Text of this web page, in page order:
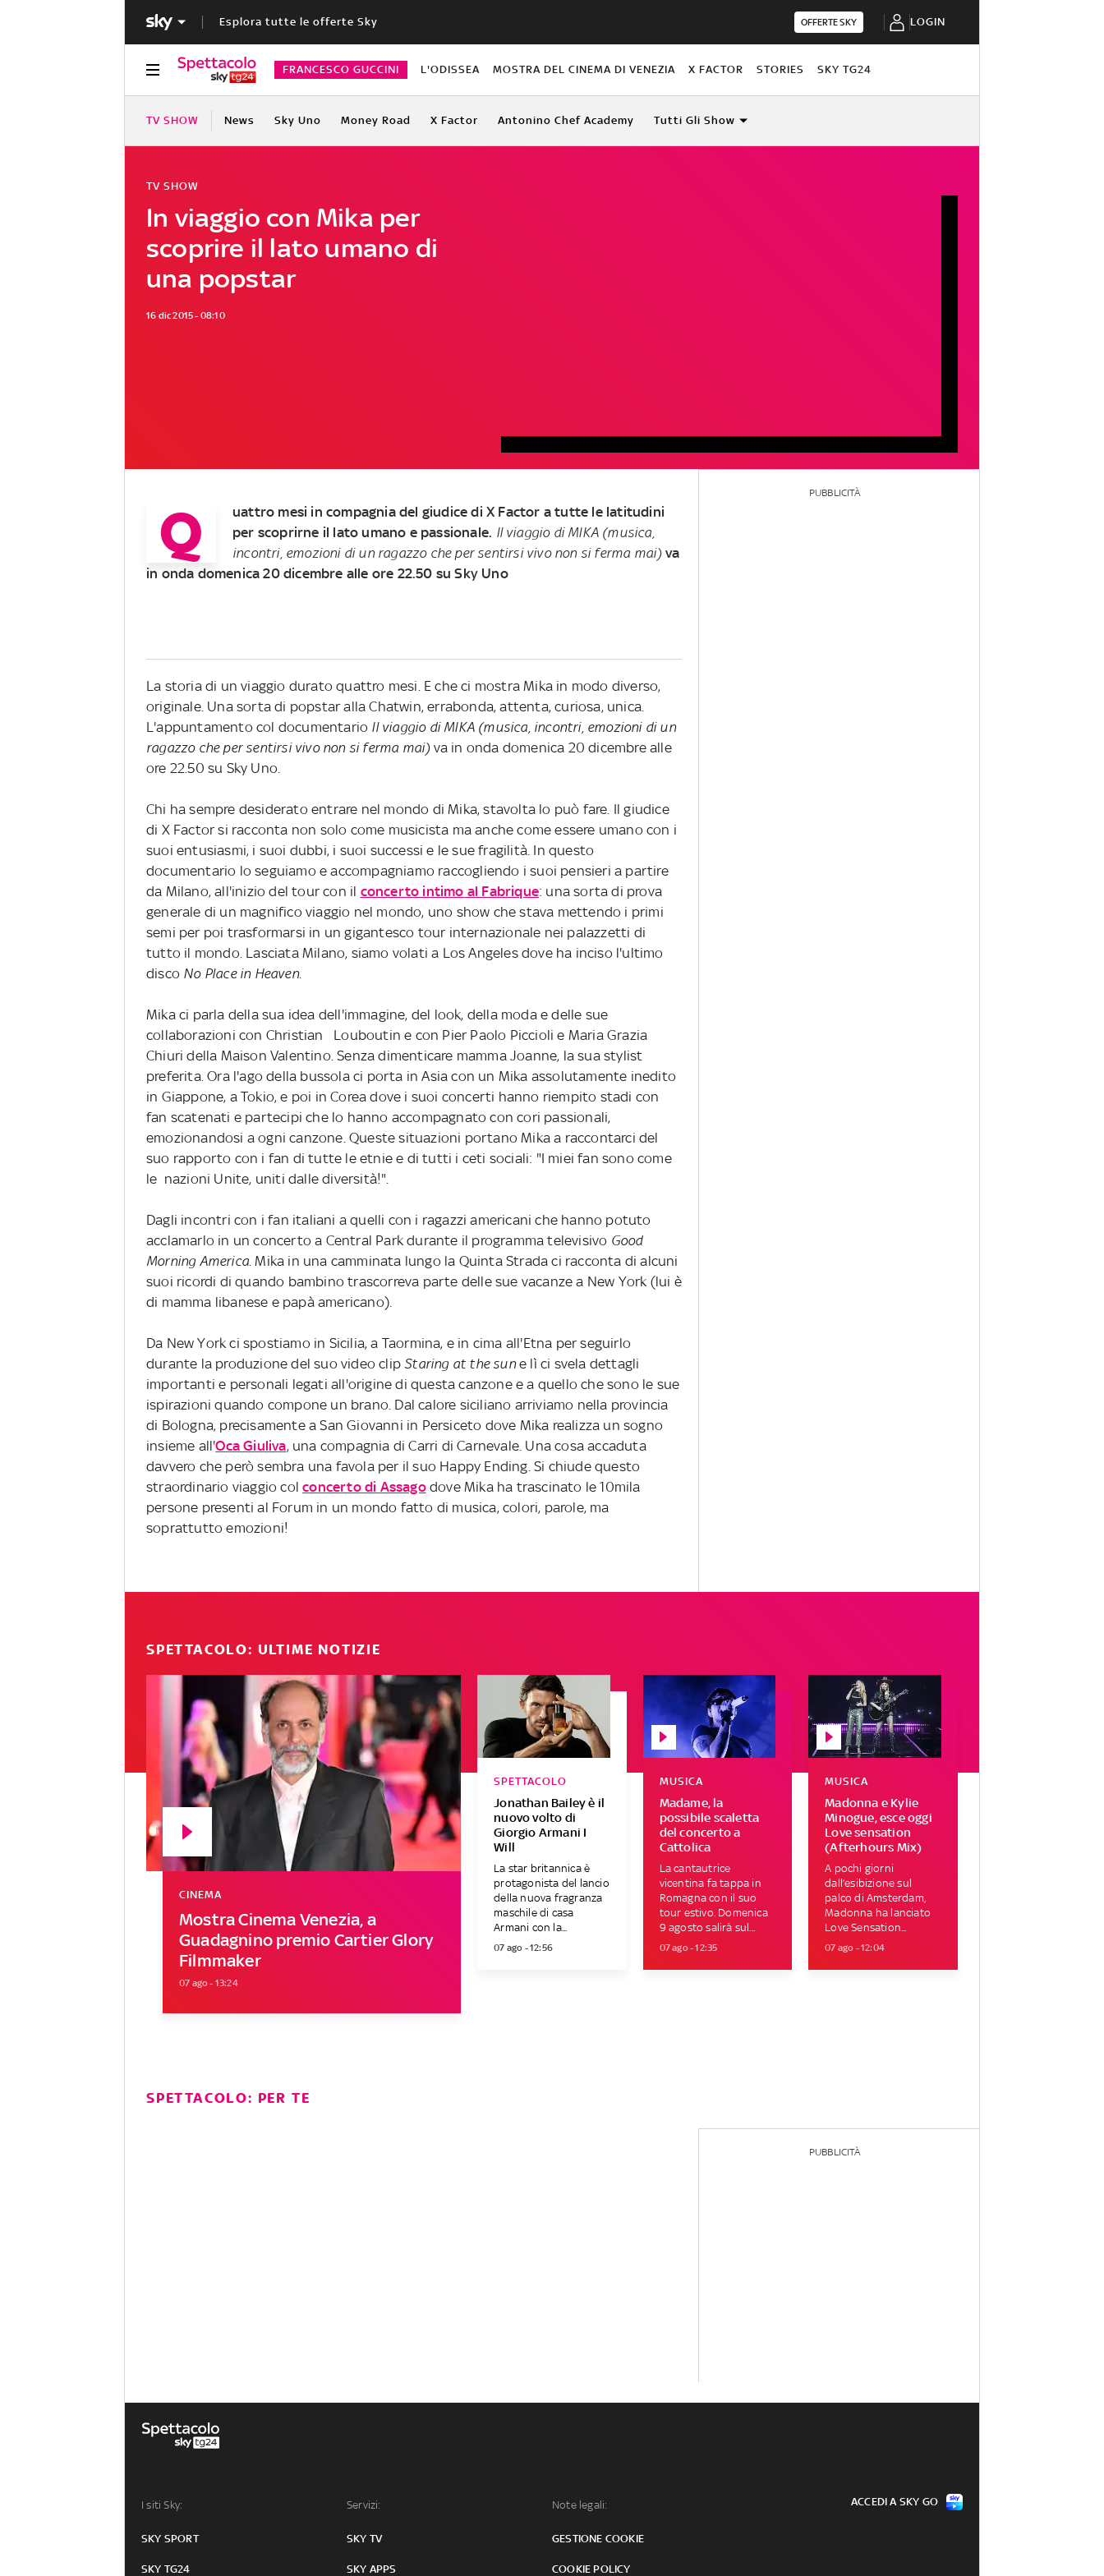
Esplora tutte le offerte Sky OFFERTE SKY LOGIN
FRANCESCO GUCCINI L'ODISSEA MOSTRA DEL CINEMA DI VENEZIA X FACTOR STORIES SKY TG24
TV SHOW News Sky Uno Money Road X Factor Antonino Chef Academy Tutti Gli Show
In viaggio con Mika per
scoprire il lato umano di
una popstar
TV SHOW
16 dic 2015 - 08:10
Q
uattro mesi in compagnia del giudice di X Factor a tutte le latitudini
per scoprirne il lato umano e passionale. Il viaggio di MIKA (musica,
incontri, emozioni di un ragazzo che per sentirsi vivo non si ferma mai)va
in onda domenica 20 dicembre alle ore 22.50 su Sky Uno
La storia di un viaggio durato quattro mesi. E che ci mostra Mika in modo diverso,
originale. Una sorta di popstar alla Chatwin, errabonda, attenta, curiosa, unica.
L'appuntamento col documentario Il viaggio di MIKA (musica, incontri, emozioni di un
ragazzo che per sentirsi vivo non si ferma mai)va in onda domenica 20 dicembre alle
ore 22.50 su Sky Uno.
Chi ha sempre desiderato entrare nel mondo di Mika, stavolta lo può fare. Il giudice
di X Factor si racconta non solo come musicista ma anche come essere umano con i
suoi entusiasmi, i suoi dubbi, i suoi successi e le sue fragilità. In questo
documentario lo seguiamo e accompagniamo raccogliendo i suoi pensieri a partire
da Milano, all'inizio del tour con il concerto intimo al Fabrique: una sorta di prova
generale di un magnifico viaggio nel mondo, uno show che stava mettendo i primi
semi per poi trasformarsi in un gigantesco tour internazionale nei palazzetti di
tutto il mondo. Lasciata Milano, siamo volati a Los Angeles dove ha inciso l'ultimo
disco No Place in Heaven.
Mika ci parla della sua idea dell'immagine, del look, della moda e delle sue
collaborazioni con Christian Louboutin e con Pier Paolo Piccioli e Maria Grazia
Chiuri della Maison Valentino. Senza dimenticare mamma Joanne, la sua stylist
preferita. Ora l'ago della bussola ci porta in Asia con un Mika assolutamente inedito
in Giappone, a Tokio, e poi in Corea dove i suoi concerti hanno riempito stadi con
fan scatenati e partecipi che lo hanno accompagnato con cori passionali,
emozionandosi a ogni canzone. Queste situazioni portano Mika a raccontarci del
suo rapporto con i fan di tutte le etnie e di tutti i ceti sociali: "I miei fan sono come
le nazioni Unite, uniti dalle diversità!".
Dagli incontri con i fan italiani a quelli con i ragazzi americani che hanno potuto
acclamarlo in un concerto a Central Park durante il programma televisivo Good
Morning America. Mika in una camminata lungo la Quinta Strada ci racconta di alcuni
suoi ricordi di quando bambino trascorreva parte delle sue vacanze a New York (lui è
di mamma libanese e papà americano).
Da New York ci spostiamo in Sicilia, a Taormina, e in cima all'Etna per seguirlo
durante la produzione del suo video clipStaring at the sune lì ci svela dettagli
importanti e personali legati all'origine di questa canzone e a quello che sono le sue
ispirazioni quando compone un brano. Dal calore siciliano arriviamo nella provincia
di Bologna, precisamente a San Giovanni in Persiceto dove Mika realizza un sogno
insieme all'Oca Giuliva, una compagnia di Carri di Carnevale. Una cosa accaduta
davvero che però sembra una favola per il suo Happy Ending. Si chiude questo
straordinario viaggio colconcerto di Assagodove Mika ha trascinato le 10mila
persone presenti al Forum in un mondo fatto di musica, colori, parole, ma
soprattutto emozioni!
PUBBLICITÀ
SPETTACOLO: ULTIME NOTIZIE
Mostra Cinema Venezia, a
Guadagnino premio Cartier Glory
Filmmaker
CINEMA
07 ago - 13:24
Jonathan Bailey è il
nuovo volto di
Giorgio Armani I
Will
SPETTACOLO
La star britannica è
protagonista del lancio
della nuova fragranza
maschile di casa
Armani con la...
07 ago - 12:56
Madame, la
possibile scaletta
del concerto a
Cattolica
MUSICA
La cantautrice
vicentina fa tappa in
Romagna con il suo
tour estivo. Domenica
9 agosto salirà sul...
07 ago - 12:35
Madonna e Kylie
Minogue, esce oggi
Love sensation
(Afterhours Mix)
MUSICA
A pochi giorni
dall’esibizione sul
palco di Amsterdam,
Madonna ha lanciato
Love Sensation...
07 ago - 12:04
SPETTACOLO: PER TE
PUBBLICITÀ
I siti Sky:
SKY SPORT
SKY TG24
Servizi:
SKY TV
SKY APPS
Note legali:
GESTIONE COOKIE
COOKIE POLICY
ACCEDI A SKY GO